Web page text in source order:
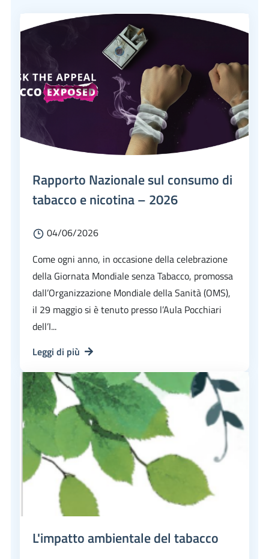
Rapporto Nazionale sul consumo di
tabacco e nicotina – 2026
04/06/2026
Come ogni anno, in occasione della celebrazione
della Giornata Mondiale senza Tabacco, promossa
dall’Organizzazione Mondiale della Sanità (OMS),
il 29 maggio si è tenuto presso l’Aula Pocchiari
dell’I...
Leggi di più
L'impatto ambientale del tabacco